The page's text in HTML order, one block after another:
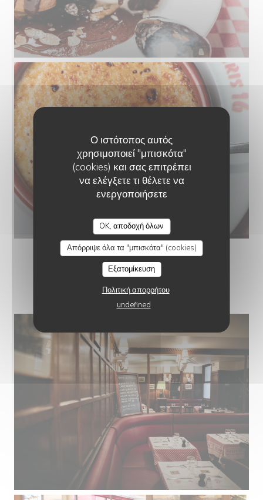
Ο ιστότοπος αυτός
χρησιμοποιεί "μπισκότα"
(cookies) και σας επιτρέπει
να ελέγξετε τι θέλετε να
ενεργοποιήσετε
OK, αποδοχή όλων
Απόρριψε όλα τα "μπισκότα" (cookies)
Εξατομίκευση
Πολιτική απορρήτου
undefined
LE RESTAURANT